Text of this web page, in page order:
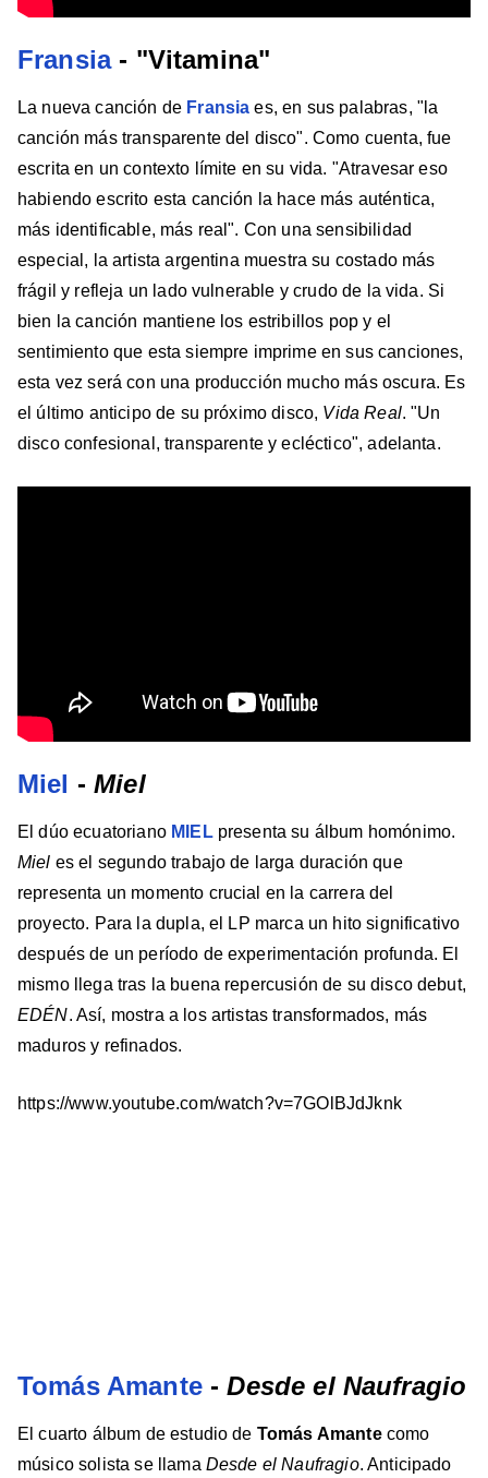
Fransia- "Vitamina"
La nueva canción de Fransia es, en sus palabras, "la
canción más transparente del disco". Como cuenta, fue
escrita en un contexto límite en su vida. "Atravesar eso
habiendo escrito esta canción la hace más auténtica,
más identificable, más real". Con una sensibilidad
especial, la artista argentina muestra su costado más
frágil y refleja un lado vulnerable y crudo de la vida. Si
bien la canción mantiene los estribillos pop y el
sentimiento que esta siempre imprime en sus canciones,
esta vez será con una producción mucho más oscura. Es
el último anticipo de su próximo disco, Vida Real. "Un
disco confesional, transparente y ecléctico", adelanta.
Miel -Miel
El dúo ecuatoriano MIELpresenta su álbum homónimo.
Miel es el segundo trabajo de larga duración que
representa un momento crucial en la carrera del
proyecto. Para la dupla, el LP marca un hito significativo
después de un período de experimentación profunda. El
mismo llega tras la buena repercusión de su disco debut,
ED​É​N. Así, mostra a los artistas transformados, más
maduros y refinados.
https://www.youtube.com/watch?v=7GOlBJdJknk
Tomás Amante-Desde el Naufragio
El cuarto álbum de estudio de Tomás Amantecomo
músico solista se llama Desde el Naufragio. Anticipado